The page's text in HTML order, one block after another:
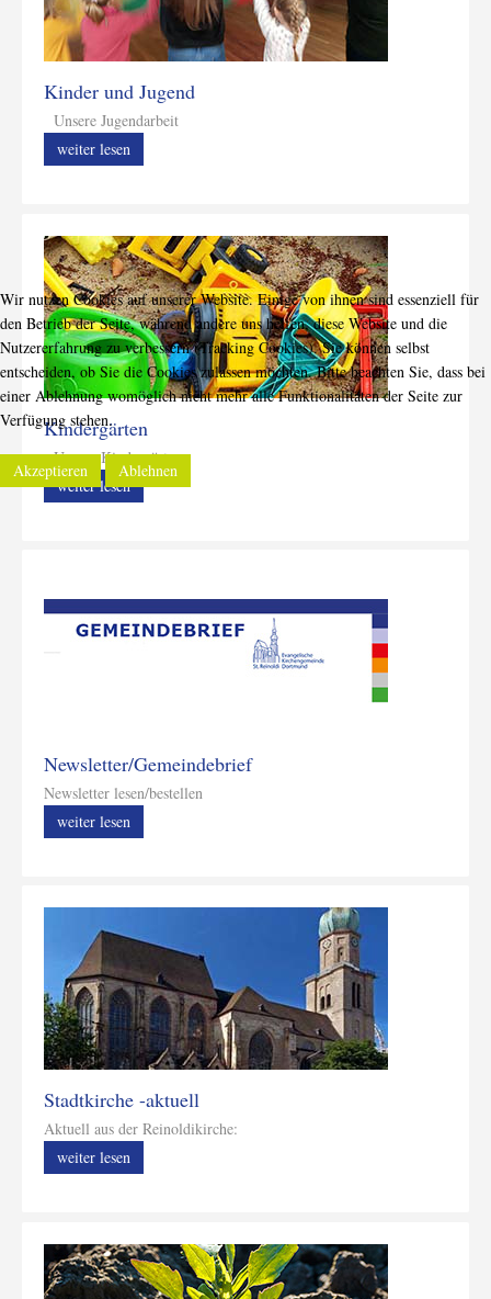
Kinder und Jugend
Unsere Jugendarbeit
weiter lesen
Kindergärten
Unsere Kindergärten
weiter lesen
Newsletter/Gemeindebrief
Newsletter lesen/bestellen
weiter lesen
Stadtkirche -aktuell
Aktuell aus der Reinoldikirche:
weiter lesen
Wir nutzen Cookies auf unserer Website. Einige von ihnen sind essenziell für
den Betrieb der Seite, während andere uns helfen, diese Website und die
Nutzererfahrung zu verbessern (Tracking Cookies). Sie können selbst
entscheiden, ob Sie die Cookies zulassen möchten. Bitte beachten Sie, dass bei
einer Ablehnung womöglich nicht mehr alle Funktionalitäten der Seite zur
Verfügung stehen.
Akzeptieren Ablehnen